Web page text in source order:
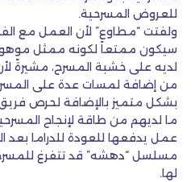
للعروض المسرحية.
ولفتت “مطاوع” لأن العمل مع
سيكون ممتعاً لكونه ممثل
لديه على خشبة المسرح، مشيرةً
من إضافة لمسات عدة على
بشكل متميز بالإضافة لحرص
ما لديهم من طاقة لإنجاح
عمل يدفعها للعودة للدراما بعد
مسلسل “دهشه” قد تتفرغ للمسرح
لها.